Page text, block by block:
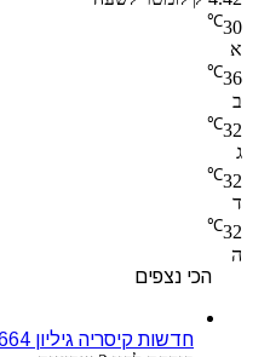
30
℃
א
36
℃
ב
32
℃
ג
32
℃
ד
32
℃
ה
הכי נצפים
חדשות קיסריה גיליון 664